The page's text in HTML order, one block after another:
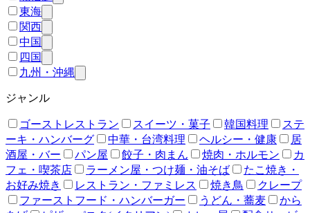
東海
関西
中国
四国
九州・沖縄
ジャンル
ゴーストレストラン スイーツ・菓子 韓国料理
ステ
ーキ・ハンバーグ
中華・台湾料理 ヘルシー・健康
居
酒屋・バー
パン屋 餃子・肉まん 焼肉・ホルモン
カ
フェ・喫茶店
ラーメン屋・つけ麺・油そば
たこ焼き・
お好み焼き
レストラン・ファミレス 焼き鳥
クレープ
ファーストフード・ハンバーガー
うどん・蕎麦
から